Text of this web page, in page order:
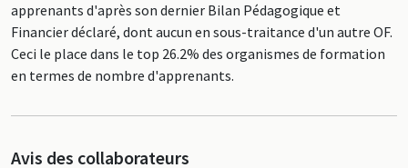
apprenants d'après son dernier Bilan Pédagogique et
Financier déclaré, dont aucun en sous-traitance d'un autre OF.
Ceci le place dans le top 26.2% des organismes de formation
en termes de nombre d'apprenants.
Avis des collaborateurs